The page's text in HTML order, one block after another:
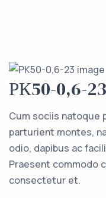
РК50-0,6-23
Cum sociis natoque
parturient montes,
odio, dapibus ac
Praesent commodo
consectetur et.